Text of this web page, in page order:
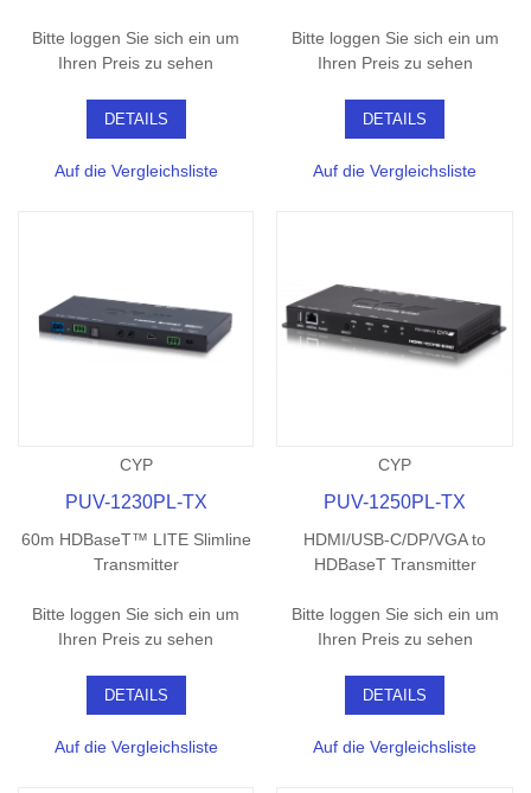
Bitte loggen Sie sich ein um
Ihren Preis zu sehen
DETAILS
Auf die Vergleichsliste
Bitte loggen Sie sich ein um
Ihren Preis zu sehen
DETAILS
Auf die Vergleichsliste
CYP
PUV-1230PL-TX
60m HDBaseT™ LITE Slimline
Transmitter
Bitte loggen Sie sich ein um
Ihren Preis zu sehen
DETAILS
Auf die Vergleichsliste
CYP
PUV-1250PL-TX
HDMI/USB-C/DP/VGA to
HDBaseT Transmitter
Bitte loggen Sie sich ein um
Ihren Preis zu sehen
DETAILS
Auf die Vergleichsliste